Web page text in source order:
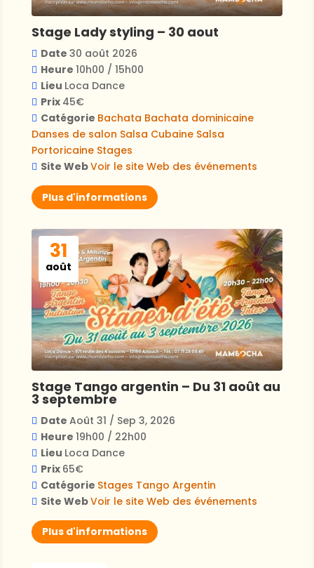
Stage Lady styling – 30 aout
Date 30 août 2026
Heure 10h00 / 15h00
Lieu Loca Dance
Prix 45€
Catégorie Bachata Bachata dominicaine
Danses de salon Salsa Cubaine Salsa
Portoricaine Stages
Site WebVoir le site Web des événements
Plus d'informations
31
août
Stage Tango argentin – Du 31 août au
3 septembre
Date Août 31 / Sep 3, 2026
Heure 19h00 / 22h00
Lieu Loca Dance
Prix 65€
Catégorie Stages Tango Argentin
Site WebVoir le site Web des événements
Plus d'informations